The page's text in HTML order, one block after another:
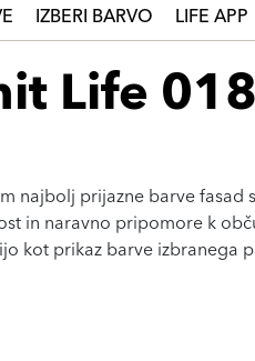
IZBERI BARVO LIFE APP
Life
najbolj prijazne barve
in naravno pripomore k
kot prikaz barve izbranega